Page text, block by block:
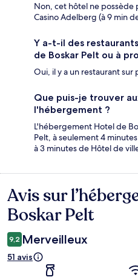
Non, cet hôtel ne possède
Casino Adelberg (à 9 min
Y a-t-il des
de Boskar Pelt ou à
Oui, il y a un restaurant sur
Que puis-je trouver
l'hébergement ?
L'hébergement Hotel de
Pelt, à seulement 4
à 3 minutes de Hôtel de
Avis
Avis sur
Boskar Pelt
9,2 Merveilleux
51 avis